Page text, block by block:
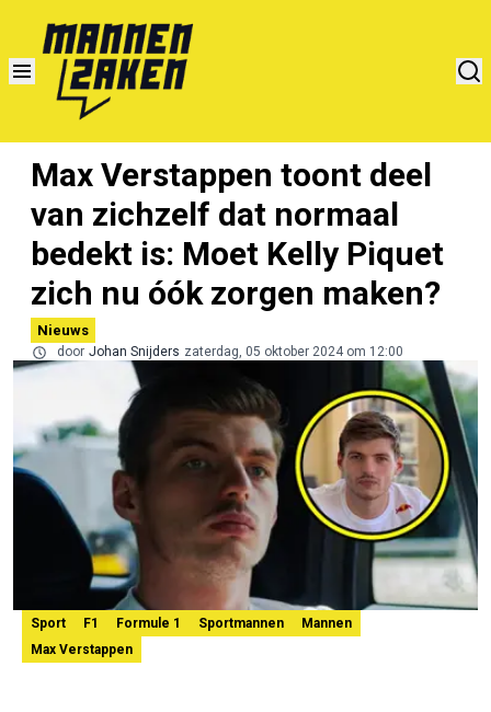
Max Verstappen toont deel
van zichzelf dat normaal
bedekt is: Moet Kelly Piquet
zich nu óók zorgen maken?
Nieuws
door Johan Snijders zaterdag, 05 oktober 2024 om 12:00
Sport F1 Formule 1 Sportmannen
Mannen
Max Verstappen